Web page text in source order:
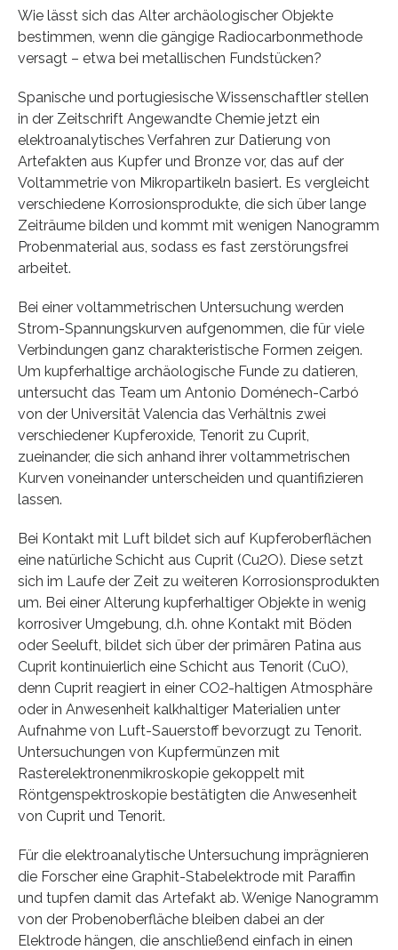
Wie lässt sich das Alter archäologischer Objekte
bestimmen, wenn die gängige Radiocarbonmethode
versagt – etwa bei metallischen Fundstücken?
Spanische und portugiesische Wissenschaftler stellen
in der Zeitschrift Angewandte Chemie jetzt ein
elektroanalytisches Verfahren zur Datierung von
Artefakten aus Kupfer und Bronze vor, das auf der
Voltammetrie von Mikropartikeln basiert. Es vergleicht
verschiedene Korrosionsprodukte, die sich über lange
Zeiträume bilden und kommt mit wenigen Nanogramm
Probenmaterial aus, sodass es fast zerstörungsfrei
arbeitet.
Bei einer voltammetrischen Untersuchung werden
Strom-Spannungskurven aufgenommen, die für viele
Verbindungen ganz charakteristische Formen zeigen.
Um kupferhaltige archäologische Funde zu datieren,
untersucht das Team um Antonio Doménech-Carbó
von der Universität Valencia das Verhältnis zwei
verschiedener Kupferoxide, Tenorit zu Cuprit,
zueinander, die sich anhand ihrer voltammetrischen
Kurven voneinander unterscheiden und quantifizieren
lassen.
Bei Kontakt mit Luft bildet sich auf Kupferoberflächen
eine natürliche Schicht aus Cuprit (Cu2O). Diese setzt
sich im Laufe der Zeit zu weiteren Korrosionsprodukten
um. Bei einer Alterung kupferhaltiger Objekte in wenig
korrosiver Umgebung, d.h. ohne Kontakt mit Böden
oder Seeluft, bildet sich über der primären Patina aus
Cuprit kontinuierlich eine Schicht aus Tenorit (CuO),
denn Cuprit reagiert in einer CO2-haltigen Atmosphäre
oder in Anwesenheit kalkhaltiger Materialien unter
Aufnahme von Luft-Sauerstoff bevorzugt zu Tenorit.
Untersuchungen von Kupfermünzen mit
Rasterelektronenmikroskopie gekoppelt mit
Röntgenspektroskopie bestätigten die Anwesenheit
von Cuprit und Tenorit.
Für die elektroanalytische Untersuchung imprägnieren
die Forscher eine Graphit-Stabelektrode mit Paraffin
und tupfen damit das Artefakt ab. Wenige Nanogramm
von der Probenoberfläche bleiben dabei an der
Elektrode hängen, die anschließend einfach in einen